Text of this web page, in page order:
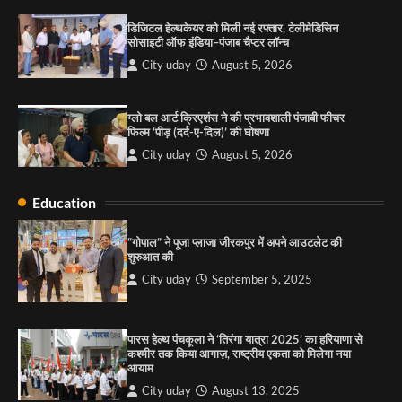
2
आयाम
City uday
3
कार्यक्रम आयोजित
City uday August 6, 2025
की कसम: देवशाली
डिजिटल हेल्थकेयर को मिली नई रफ्तार, टेलीमेडिसिन
सोसाइटी ऑफ इंडिया–पंजाब चैप्टर लॉन्च
City uday August 5, 2026
ग्लो बल आर्ट क्रिएशंस ने की प्रभावशाली पंजाबी फीचर
फिल्म ‘पीड़ (दर्द-ए-दिल)’ की घोषणा
City uday August 5, 2026
Education
“गोपाल” ने पूजा प्लाजा जीरकपुर में अपने आउटलेट की
शुरुआत की
City uday September 5, 2025
पारस हेल्थ पंचकूला ने ‘तिरंगा यात्रा 2025’ का हरियाणा से
कश्मीर तक किया आगाज़, राष्ट्रीय एकता को मिलेगा नया
आयाम
City uday August 13, 2025